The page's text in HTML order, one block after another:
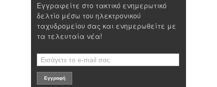
Εγγραφείτε στο τακτικό ενημερωτικό
δελτίο μέσω του ηλεκτρονικού
ταχυδρομείου σας και ενημερωθείτε με
τα τελευταία νέα!